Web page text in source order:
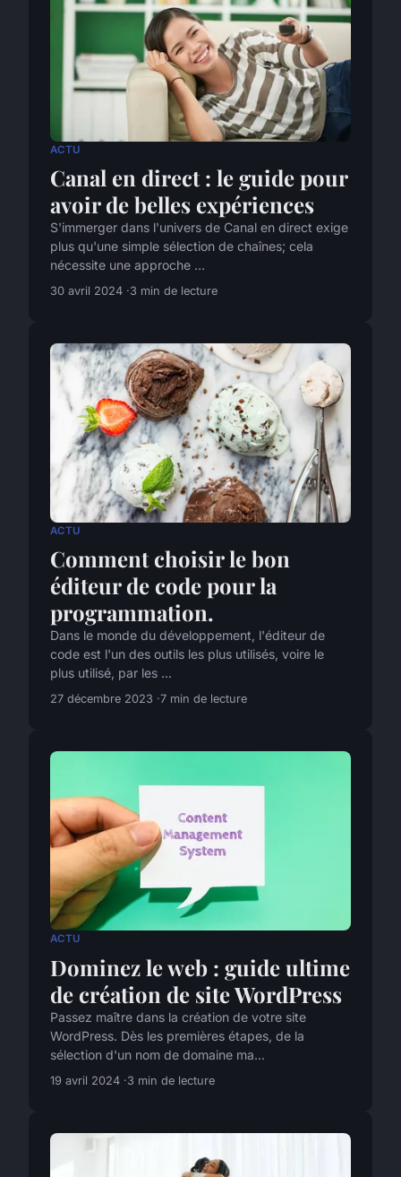
ACTU
Canal en direct : le guide pour
avoir de belles expériences
S'immerger dans l'univers de Canal en direct exige
plus qu'une simple sélection de chaînes; cela
nécessite une approche ...
30 avril 2024 3 min de lecture
ACTU
Comment choisir le bon
éditeur de code pour la
programmation.
Dans le monde du développement, l'éditeur de
code est l'un des outils les plus utilisés, voire le
plus utilisé, par les ...
27 décembre 2023 7 min de lecture
ACTU
Dominez le web : guide ultime
de création de site WordPress
Passez maître dans la création de votre site
WordPress. Dès les premières étapes, de la
sélection d'un nom de domaine ma...
19 avril 2024 3 min de lecture